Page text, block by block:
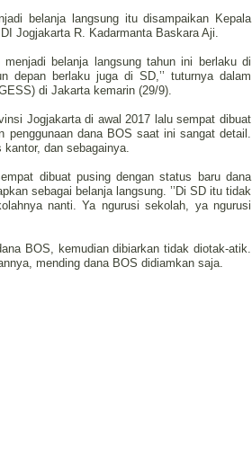
belanja langsung itu disampaikan Kepala
Jogjakarta R. Kadarmanta Baskara Aji.
belanja langsung tahun ini berlaku di
depan berlaku juga di SD,’’ tuturnya dalam
di Jakarta kemarin (29/9).
Jogjakarta di awal 2017 lalu sempat dibuat
penggunaan dana BOS saat ini sangat detail.
dan sebagainya.
dibuat pusing dengan status baru dana
sebagai belanja langsung. ’’Di SD itu tidak
nanti. Ya ngurusi sekolah, ya ngurusi
BOS, kemudian dibiarkan tidak diotak-atik.
mending dana BOS didiamkan saja.